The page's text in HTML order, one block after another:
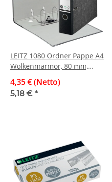
LEITZ 1080 Ordner Pappe A4
Wolkenmarmor, 80 mm,
4,35 € (Netto)
5,18 € *